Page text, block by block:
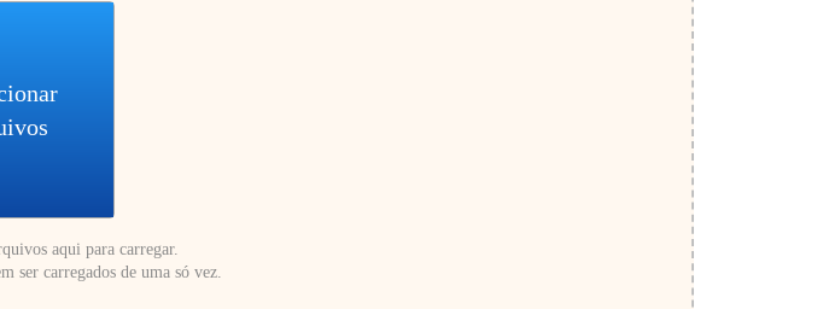
aqui para carregar.
ser carregados de uma só vez.